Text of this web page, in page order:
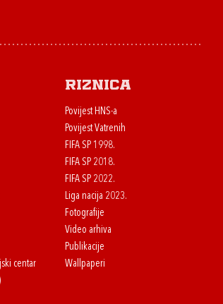
centar
Riznica
Povijest HNS-a
Povijest Vatrenih
FIFA SP 1998.
FIFA SP 2018.
FIFA SP 2022.
Liga nacija 2023.
Fotografije
Video arhiva
Publikacije
Wallpaperi